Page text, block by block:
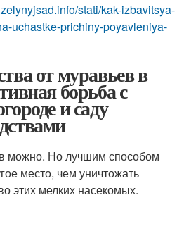
stati/kak-izbavitsya-
uchastke-prichiny-poyavleniya-
от муравьев в
борьба с
и саду
можно. Но лучшим способом
место, чем уничтожать
этих мелких насекомых.